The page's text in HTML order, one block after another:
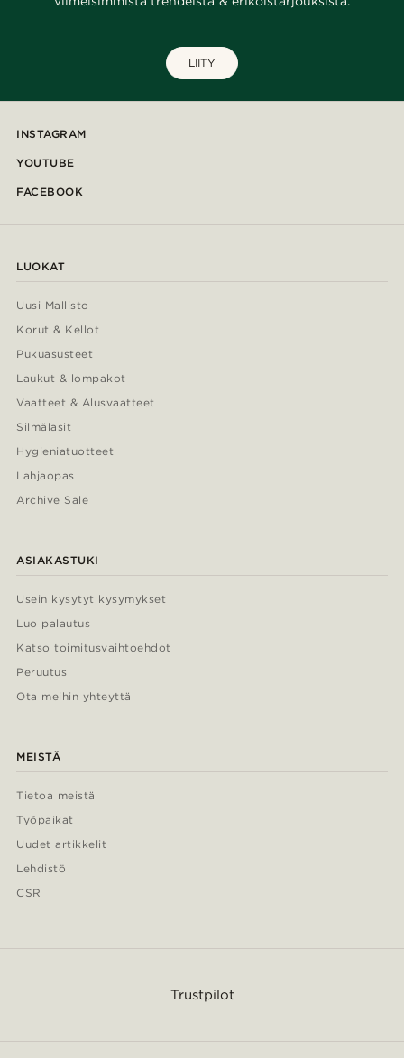
LIITY
INSTAGRAM
YOUTUBE
FACEBOOK
LUOKAT
Uusi Mallisto
Korut & Kellot
Pukuasusteet
Laukut & lompakot
Vaatteet & Alusvaatteet
Silmälasit
Hygieniatuotteet
Lahjaopas
Archive Sale
ASIAKASTUKI
Usein kysytyt kysymykset
Luo palautus
Katso toimitusvaihtoehdot
Peruutus
Ota meihin yhteyttä
MEISTÄ
Tietoa meistä
Työpaikat
Uudet artikkelit
Lehdistö
CSR
Trustpilot